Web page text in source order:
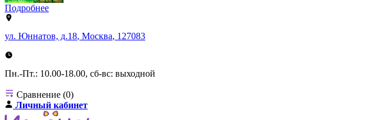
Подробнее
ул. Юннатов, д.18, Москва, 127083
Пн.-Пт.: 10.00-18.00, сб-вс: выходной
Сравнение (0)
Личный кабинет